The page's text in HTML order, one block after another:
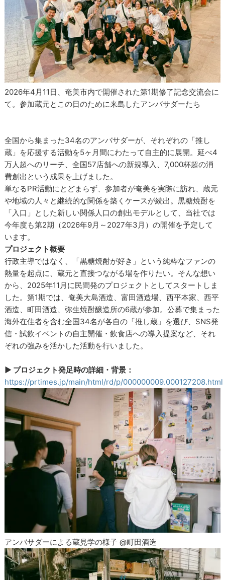
2026年4月11日、奄美市内で開催された第1期修了記念交流会に
て。参加蔵元とこの日のために来島したアンバサダーたち
全国から集まった34名のアンバサダーが、それぞれの「推し
蔵」を応援する活動を5ヶ月間にわたって自主的に展開。延べ4
万人超へのリーチ、全国57店舗への新規導入、7,000杯超の消
費創出という成果を上げました。
単なるPR活動にとどまらず、参加者が奄美を実際に訪れ、蔵元
や地域の人々と継続的な関係を築くケースが続出。黒糖焼酎を
「入口」とした新しい関係人口の創出モデルとして、当社では
今年度も第2期（2026年9月～2027年3月）の開催を予定して
います。
プロジェクト概要
行政主導ではなく、「黒糖焼酎が好き」という純粋なファンの
熱量を起点に、蔵元と直接つながる場を作りたい。そんな想い
から、2025年11月に民間発のプロジェクトとしてスタートしま
した。第1期では、奄美大島酒造、富田酒造場、西平本家、西平
酒造、町田酒造、弥生焼酎醸造所の6蔵が参加。公募で集まった
海外在住者を含む全国34名が各自の「推し蔵」を選び、SNS発
信・試飲イベントの自主開催・飲食店への導入提案など、それ
ぞれの強みを活かした活動を行いました。
▶ プロジェクト発足時の詳細・背景：
https://prtimes.jp/main/html/rd/p/000000009.000127208.html
アンバサダーによる蔵見学の様子 @町田酒造